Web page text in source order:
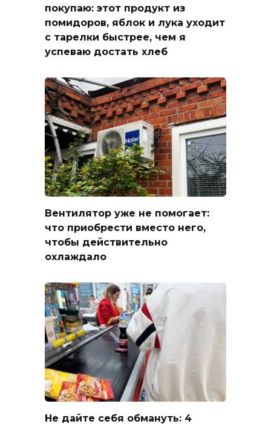
покупаю: этот продукт из
помидоров, яблок и лука уходит
с тарелки быстрее, чем я
успеваю достать хлеб
Вентилятор уже не помогает:
что приобрести вместо него,
чтобы действительно
охлаждало
Не дайте себя обмануть: 4